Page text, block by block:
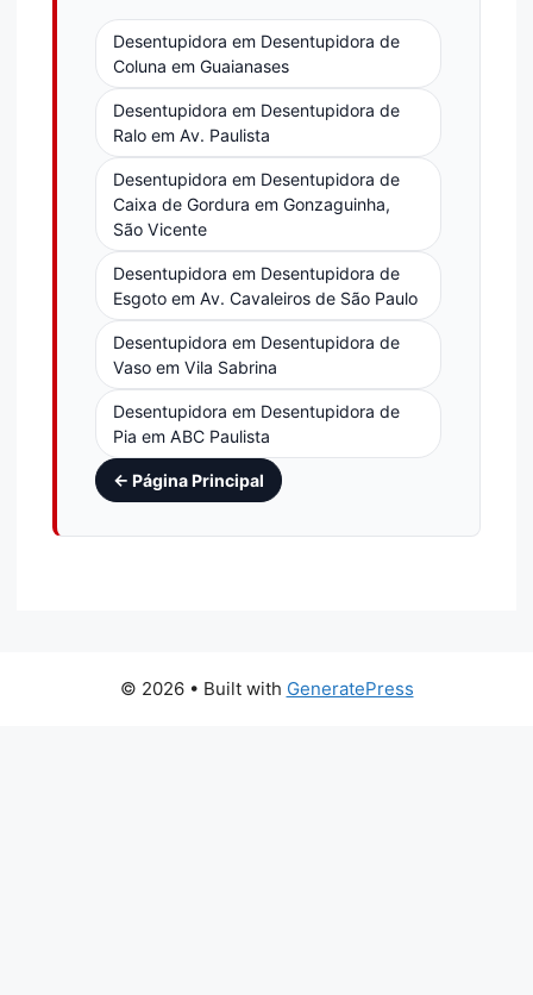
Desentupidora em Desentupidora de
Coluna em Guaianases
Desentupidora em Desentupidora de
Ralo em Av. Paulista
Desentupidora em Desentupidora de
Caixa de Gordura em Gonzaguinha,
São Vicente
Desentupidora em Desentupidora de
Esgoto em Av. Cavaleiros de São Paulo
Desentupidora em Desentupidora de
Vaso em Vila Sabrina
Desentupidora em Desentupidora de
Pia em ABC Paulista
← Página Principal
© 2026 • Built with GeneratePress